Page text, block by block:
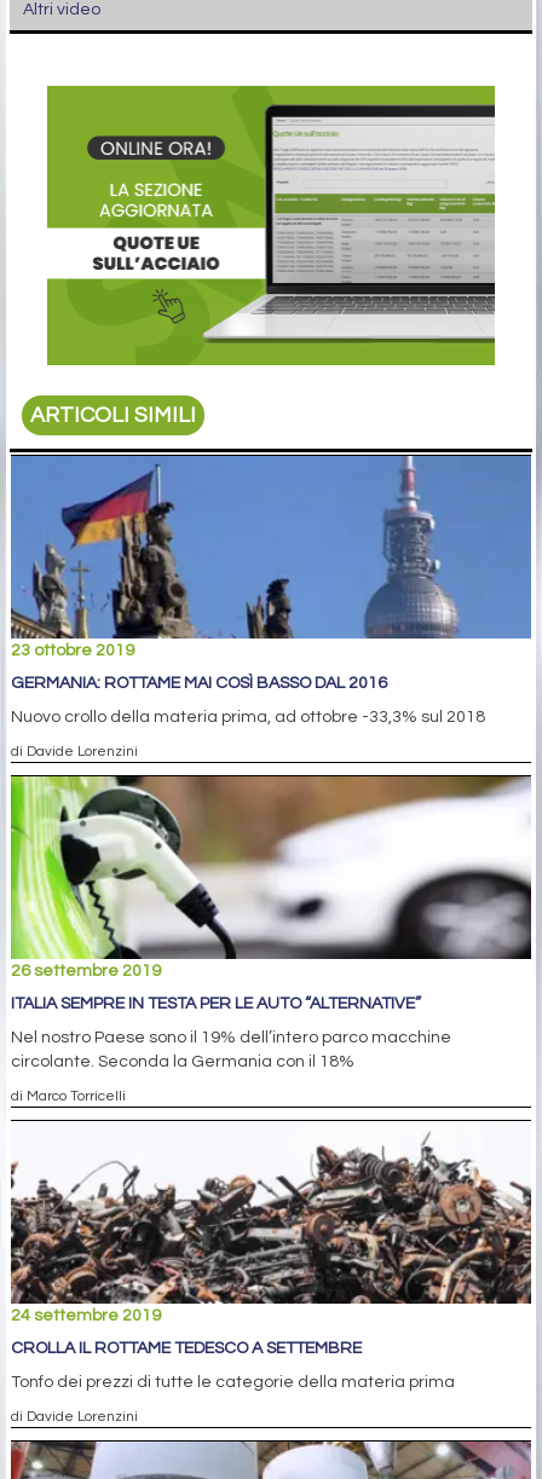
Altri video
ARTICOLI SIMILI
23 ottobre 2019
GERMANIA: ROTTAME MAI COSÌ BASSO DAL 2016
Nuovo crollo della materia prima, ad ottobre -33,3% sul 2018
di Davide Lorenzini
26 settembre 2019
ITALIA SEMPRE IN TESTA PER LE AUTO “ALTERNATIVE”
Nel nostro Paese sono il 19% dell’intero parco macchine
circolante. Seconda la Germania con il 18%
di Marco Torricelli
24 settembre 2019
CROLLA IL ROTTAME TEDESCO A SETTEMBRE
Tonfo dei prezzi di tutte le categorie della materia prima
di Davide Lorenzini